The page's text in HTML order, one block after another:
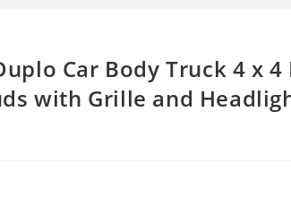
Car Body Truck 4 x 4
with Grille and